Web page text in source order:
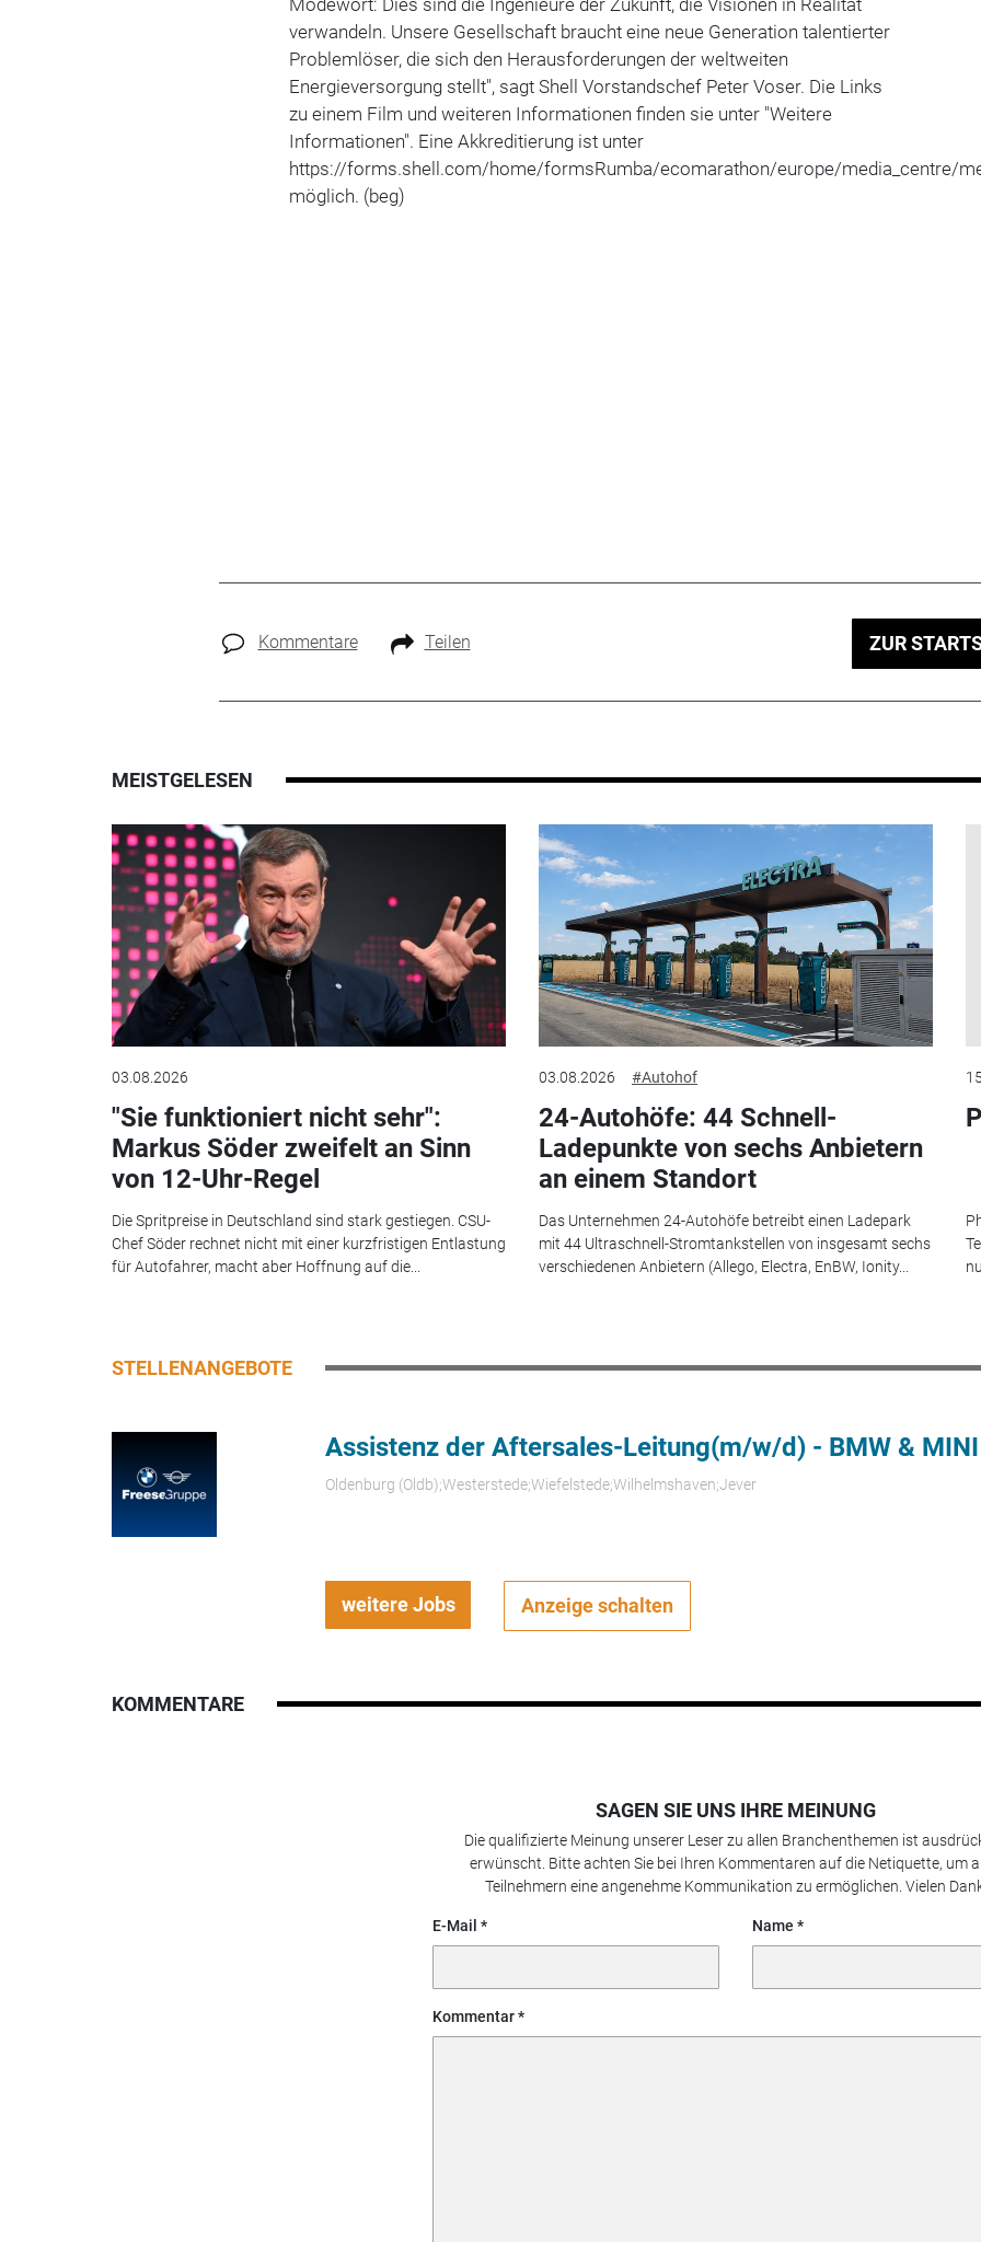
Modewort: Dies sind die Ingenieure der Zukunft, die Visionen in Realität
verwandeln. Unsere Gesellschaft braucht eine neue Generation talentierter
Problemlöser, die sich den Herausforderungen der weltweiten
Energieversorgung stellt", sagt Shell Vorstandschef Peter Voser. Die Links
zu einem Film und weiteren Informationen finden sie unter "Weitere
Informationen". Eine Akkreditierung ist unter
https://forms.shell.com/home/formsRumba/ecomarathon/europe/media_centre/
möglich. (beg)
Kommentare Teilen ZUR
MEISTGELESEN
03.08.2026
"Sie funktioniert nicht sehr":
Markus Söder zweifelt an Sinn
von 12-Uhr-Regel
Die Spritpreise in Deutschland sind stark gestiegen. CSU-
Chef Söder rechnet nicht mit einer kurzfristigen Entlastung
für Autofahrer, macht aber Hoffnung auf die...
03.08.2026 #Autohof
24-Autohöfe: 44 Schnell-
Ladepunkte von sechs Anbietern
an einem Standort
Das Unternehmen 24-Autohöfe betreibt einen Ladepark
mit 44 Ultraschnell-Stromtankstellen von insgesamt sechs
verschiedenen Anbietern (Allego, Electra, EnBW, Ionity...
STELLENANGEBOTE
Assistenz der Aftersales-Leitung(m/w/d) - BMW & MINI
Oldenburg (Oldb);Westerstede;Wiefelstede;Wilhelmshaven;Jever
weitere Jobs Anzeige schalten
KOMMENTARE
SAGEN SIE UNS IHRE MEINUNG
Die qualifizierte Meinung unserer Leser zu allen Branchenthemen ist
erwünscht. Bitte achten Sie bei Ihren Kommentaren auf die Netiquette, um
Teilnehmern eine angenehme Kommunikation zu ermöglichen. Vielen
E-Mail Name
Kommentar